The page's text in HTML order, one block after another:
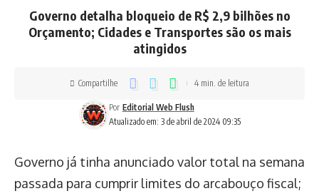
Governo detalha bloqueio de R$ 2,9 bilhões no
Orçamento; Cidades e Transportes são os mais
atingidos
Atualizado em: 3 de abril de 2024 09:35
Por Editorial Web Flush
Compartilhe 4 min. de leitura
Governo já tinha anunciado valor total na semana
passada para cumprir limites do arcabouço fiscal;